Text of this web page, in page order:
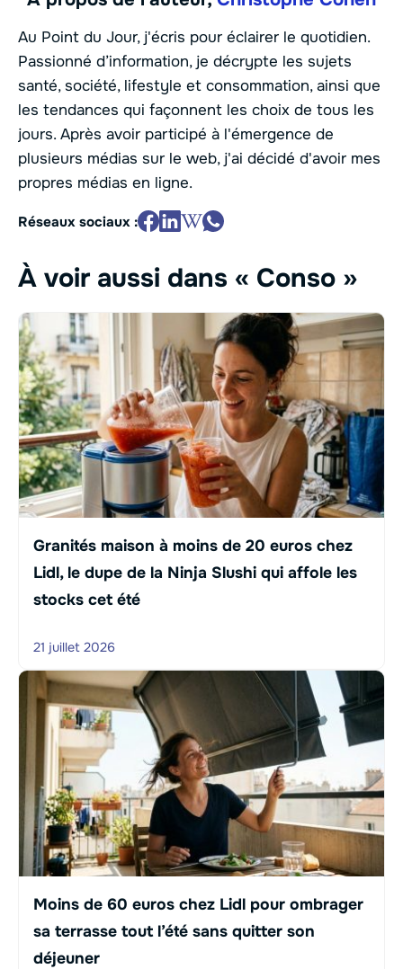
Au Point du Jour, j'écris pour éclairer le quotidien.
Passionné d’information, je décrypte les sujets
santé, société, lifestyle et consommation, ainsi que
les tendances qui façonnent les choix de tous les
jours. Après avoir participé à l'émergence de
plusieurs médias sur le web, j'ai décidé d'avoir mes
propres médias en ligne.
Réseaux sociaux :
À voir aussi dans « Conso »
Granités maison à moins de 20 euros chez
Lidl, le dupe de la Ninja Slushi qui affole les
stocks cet été
21 juillet 2026
Moins de 60 euros chez Lidl pour ombrager
sa terrasse tout l’été sans quitter son
déjeuner